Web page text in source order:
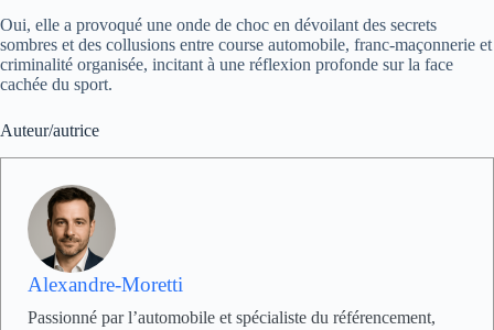
Oui, elle a provoqué une onde de choc en dévoilant des secrets
sombres et des collusions entre course automobile, franc-maçonnerie et
criminalité organisée, incitant à une réflexion profonde sur la face
cachée du sport.
Auteur/autrice
Alexandre-Moretti
Passionné par l’automobile et spécialiste du référencement,